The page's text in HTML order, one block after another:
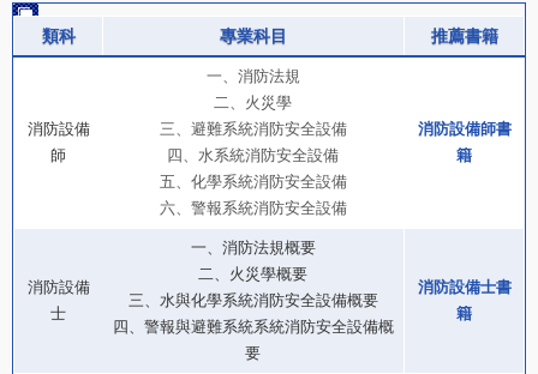
類科 專業科目 推薦書籍
消防設備
師
一、消防法規
二、火災學
三、避難系統消防安全設備
四、水系統消防安全設備
五、化學系統消防安全設備
六、警報系統消防安全設備
消防設備師書
籍
消防設備
士
一、消防法規概要
二、火災學概要
三、水與化學系統消防安全設備概要
四、警報與避難系統系統消防安全設備概
要
消防設備士書
籍